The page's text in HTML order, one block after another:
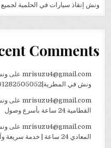
ونش إنقاذ سيارات في الحلمية
Comments
mrisuzu4@gmail.comعلى
ونش في المطرية|01282505052
mrisuzu4@gmail.comعلى
القطامية 24 ساعة بأسرع وصول
mrisuzu4@gmail.comعلى
المعادي 24 ساعة | خدمة سريعة وآمنة